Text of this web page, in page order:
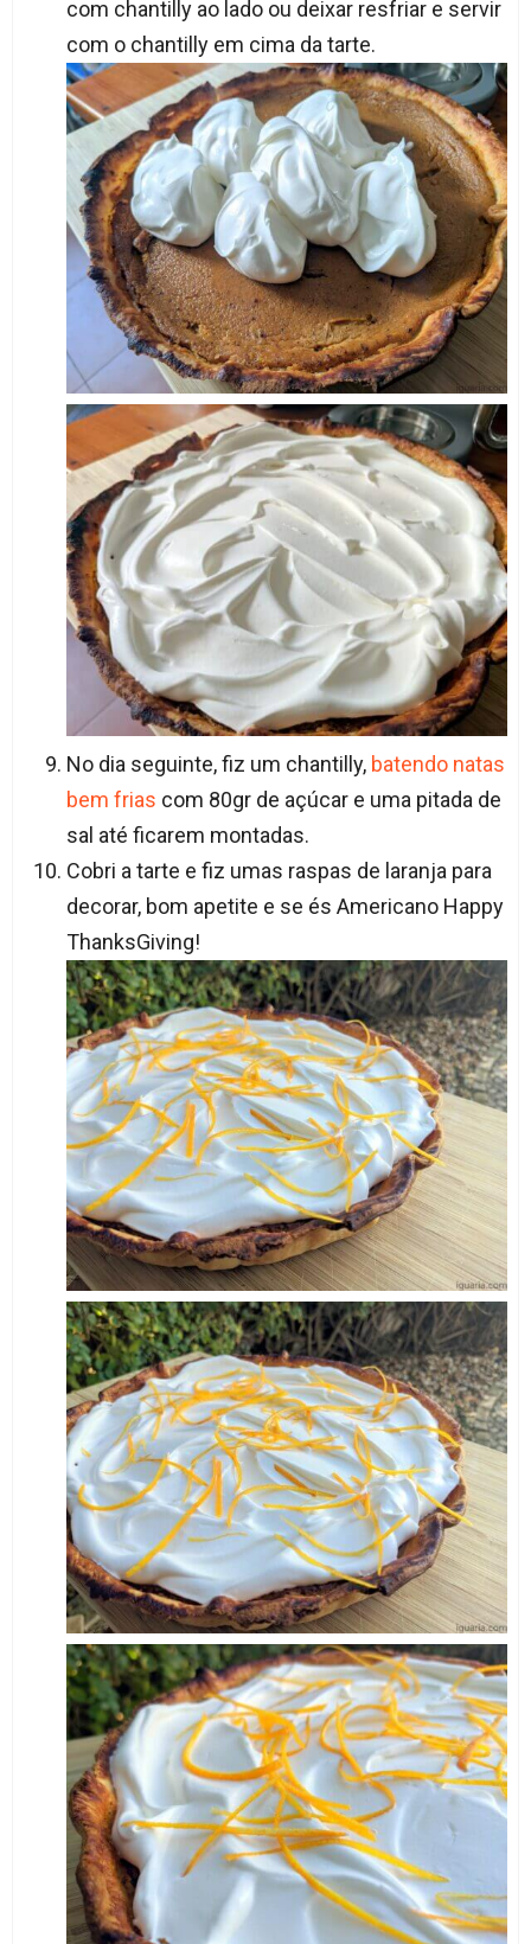
com chantilly ao lado ou deixar resfriar e servir
com o chantilly em cima da tarte.
No dia seguinte, fiz um chantilly, batendo natas
bem frias com 80gr de açúcar e uma pitada de
sal até ficarem montadas.
Cobri a tarte e fiz umas raspas de laranja para
decorar, bom apetite e se és Americano Happy
ThanksGiving!